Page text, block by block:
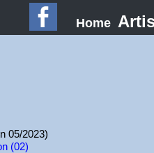
Home
05/2023)
(02)